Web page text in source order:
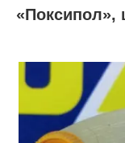
«Поксипол»,